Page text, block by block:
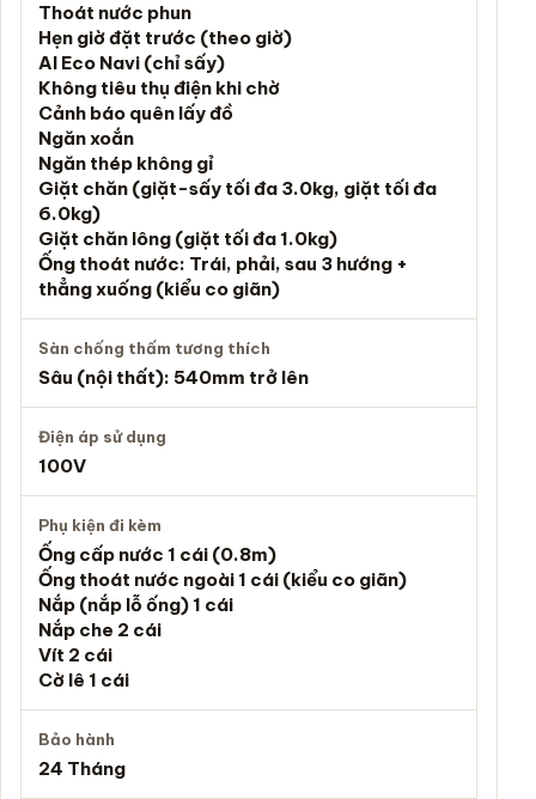
Thoát nước phun
Hẹn giờ đặt trước (theo giờ)
AI Eco Navi (chỉ sấy)
Không tiêu thụ điện khi chờ
Cảnh báo quên lấy đồ
Ngăn xoắn
Ngăn thép không gỉ
Giặt chăn (giặt-sấy tối đa 3.0kg, giặt tối đa
6.0kg)
Giặt chăn lông (giặt tối đa 1.0kg)
Ống thoát nước: Trái, phải, sau 3 hướng +
thẳng xuống (kiểu co giãn)
Sàn chống thấm tương thích
Sâu (nội thất): 540mm trở lên
Điện áp sử dụng
100V
Phụ kiện đi kèm
Ống cấp nước 1 cái (0.8m)
Ống thoát nước ngoài 1 cái (kiểu co giãn)
Nắp (nắp lỗ ống) 1 cái
Nắp che 2 cái
Vít 2 cái
Cờ lê 1 cái
Bảo hành
24 Tháng